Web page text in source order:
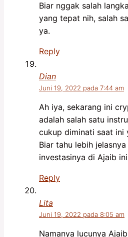
Biar nggak salah
yang tepat nih, salah
ya.
Reply
Dian
Juni 19, 2022 pada 7:44 am
Ah iya, sekarang ini
adalah salah satu
cukup diminati saat ini
Biar tahu lebih
investasinya di Ajaib ini
Reply
Lita
Juni 19, 2022 pada 8:05 am
Namanya lucunya